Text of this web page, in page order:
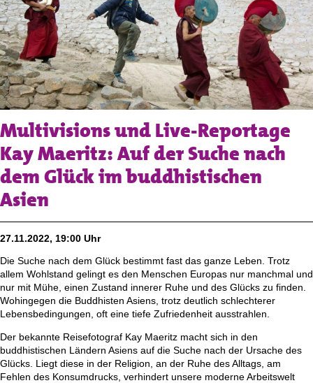
Multivisions und Live-Reportage
Kay Maeritz: Auf der Suche nach
dem Glück im buddhistischen
Asien
27.11.2022, 19:00 Uhr
Die Suche nach dem Glück bestimmt fast das ganze Leben. Trotz
allem Wohlstand gelingt es den Menschen Europas nur manchmal und
nur mit Mühe, einen Zustand innerer Ruhe und des Glücks zu finden.
Wohingegen die Buddhisten Asiens, trotz deutlich schlechterer
Lebensbedingungen, oft eine tiefe Zufriedenheit ausstrahlen.
Der bekannte Reisefotograf Kay Maeritz macht sich in den
buddhistischen Ländern Asiens auf die Suche nach der Ursache des
Glücks. Liegt diese in der Religion, an der Ruhe des Alltags, am
Fehlen des Konsumdrucks, verhindert unsere moderne Arbeitswelt